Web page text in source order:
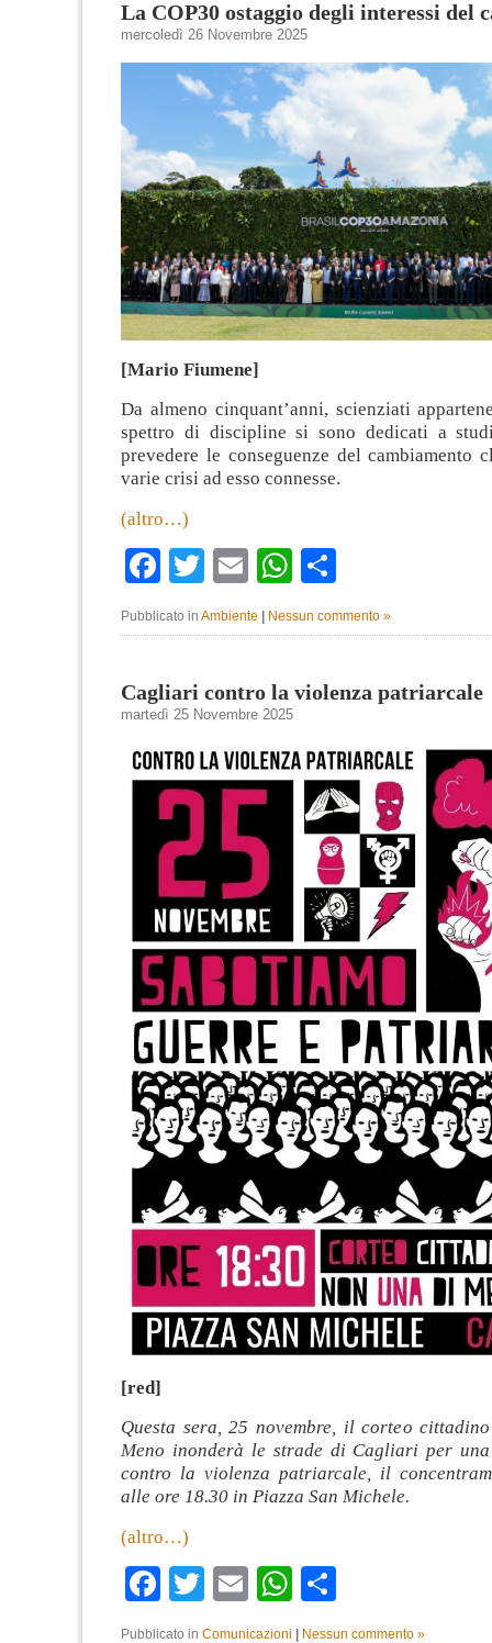
La COP30 ostaggio degli interessi del
mercoledì 26 Novembre 2025
[Mario Fiumene]
Da almeno cinquant’anni, scienziati
spettro di discipline si sono dedicati a
prevedere le conseguenze del cambiamento
varie crisi ad esso connesse.
(altro…)
Facebook
Twitter
EmailWhatsApp
Pubblicato in Ambiente | Nessun commento »
Cagliari contro la violenza patriarcale
martedì 25 Novembre 2025
[red]
Questa sera, 25 novembre, il corteo
Meno inonderà le strade di Cagliari per una
contro la violenza patriarcale, il
alle ore 18.30 in Piazza San Michele.
(altro…)
Facebook
TwitterEmailWhatsApp
Pubblicato in Comunicazioni | Nessun commento »